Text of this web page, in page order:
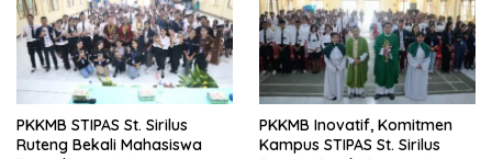
PKKMB STIPAS St. Sirilus
Ruteng Bekali Mahasiswa
PKKMB Inovatif, Komitmen
Kampus STIPAS St. Sirilus